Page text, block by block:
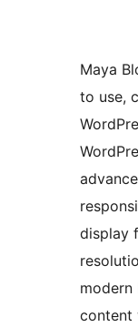
Maya
to use,
display
modern
content